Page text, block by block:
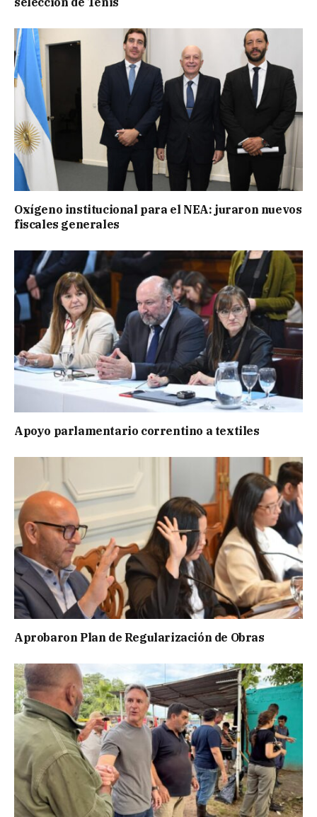
Oxígeno institucional para el NEA: juraron nuevos
fiscales generales
Apoyo parlamentario correntino a textiles
Aprobaron Plan de Regularización de Obras